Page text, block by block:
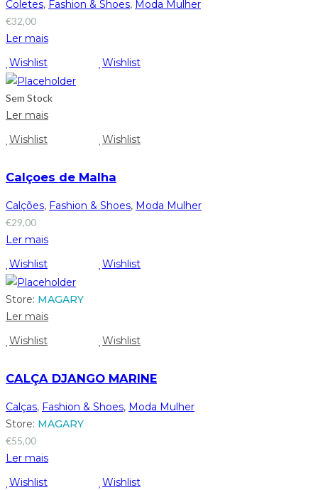
Coletes, Fashion & Shoes, Moda Mulher
€32,00
Ler mais
Wishlist
Wishlist
Sem Stock
Ler mais
Wishlist
Wishlist
Calçoes de Malha
Calções, Fashion & Shoes, Moda Mulher
€29,00
Ler mais
Wishlist
Wishlist
Store: MAGARY
Ler mais
Wishlist
Wishlist
CALÇA DJANGO MARINE
Calças, Fashion & Shoes, Moda Mulher
Store: MAGARY
€55,00
Ler mais
Wishlist
Wishlist